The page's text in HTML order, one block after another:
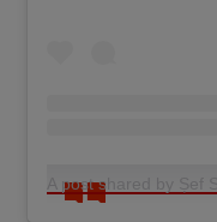
A post shared by Șef